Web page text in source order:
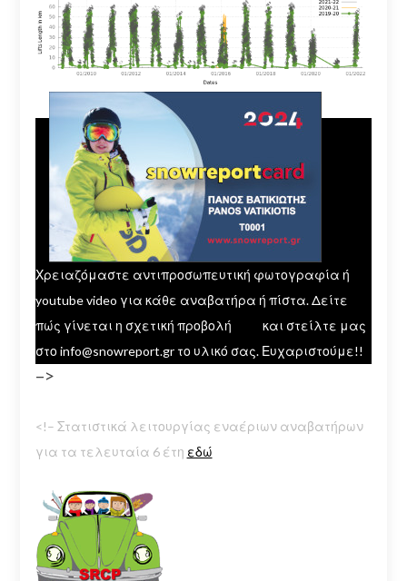
Χρειαζόμαστε αντιπροσωπευτική φωτογραφία ή
youtube video για κάθε αναβατήρα ή πίστα. Δείτε
πώς γίνεται η σχετική προβολή
και στείλτε μας
στο info@snowreport.gr το υλικό σας. Ευχαριστούμε!!
–>
<!– Στατιστικά λειτουργίας εναέριων αναβατήρων
για τα τελευταία 6 έτη εδώ